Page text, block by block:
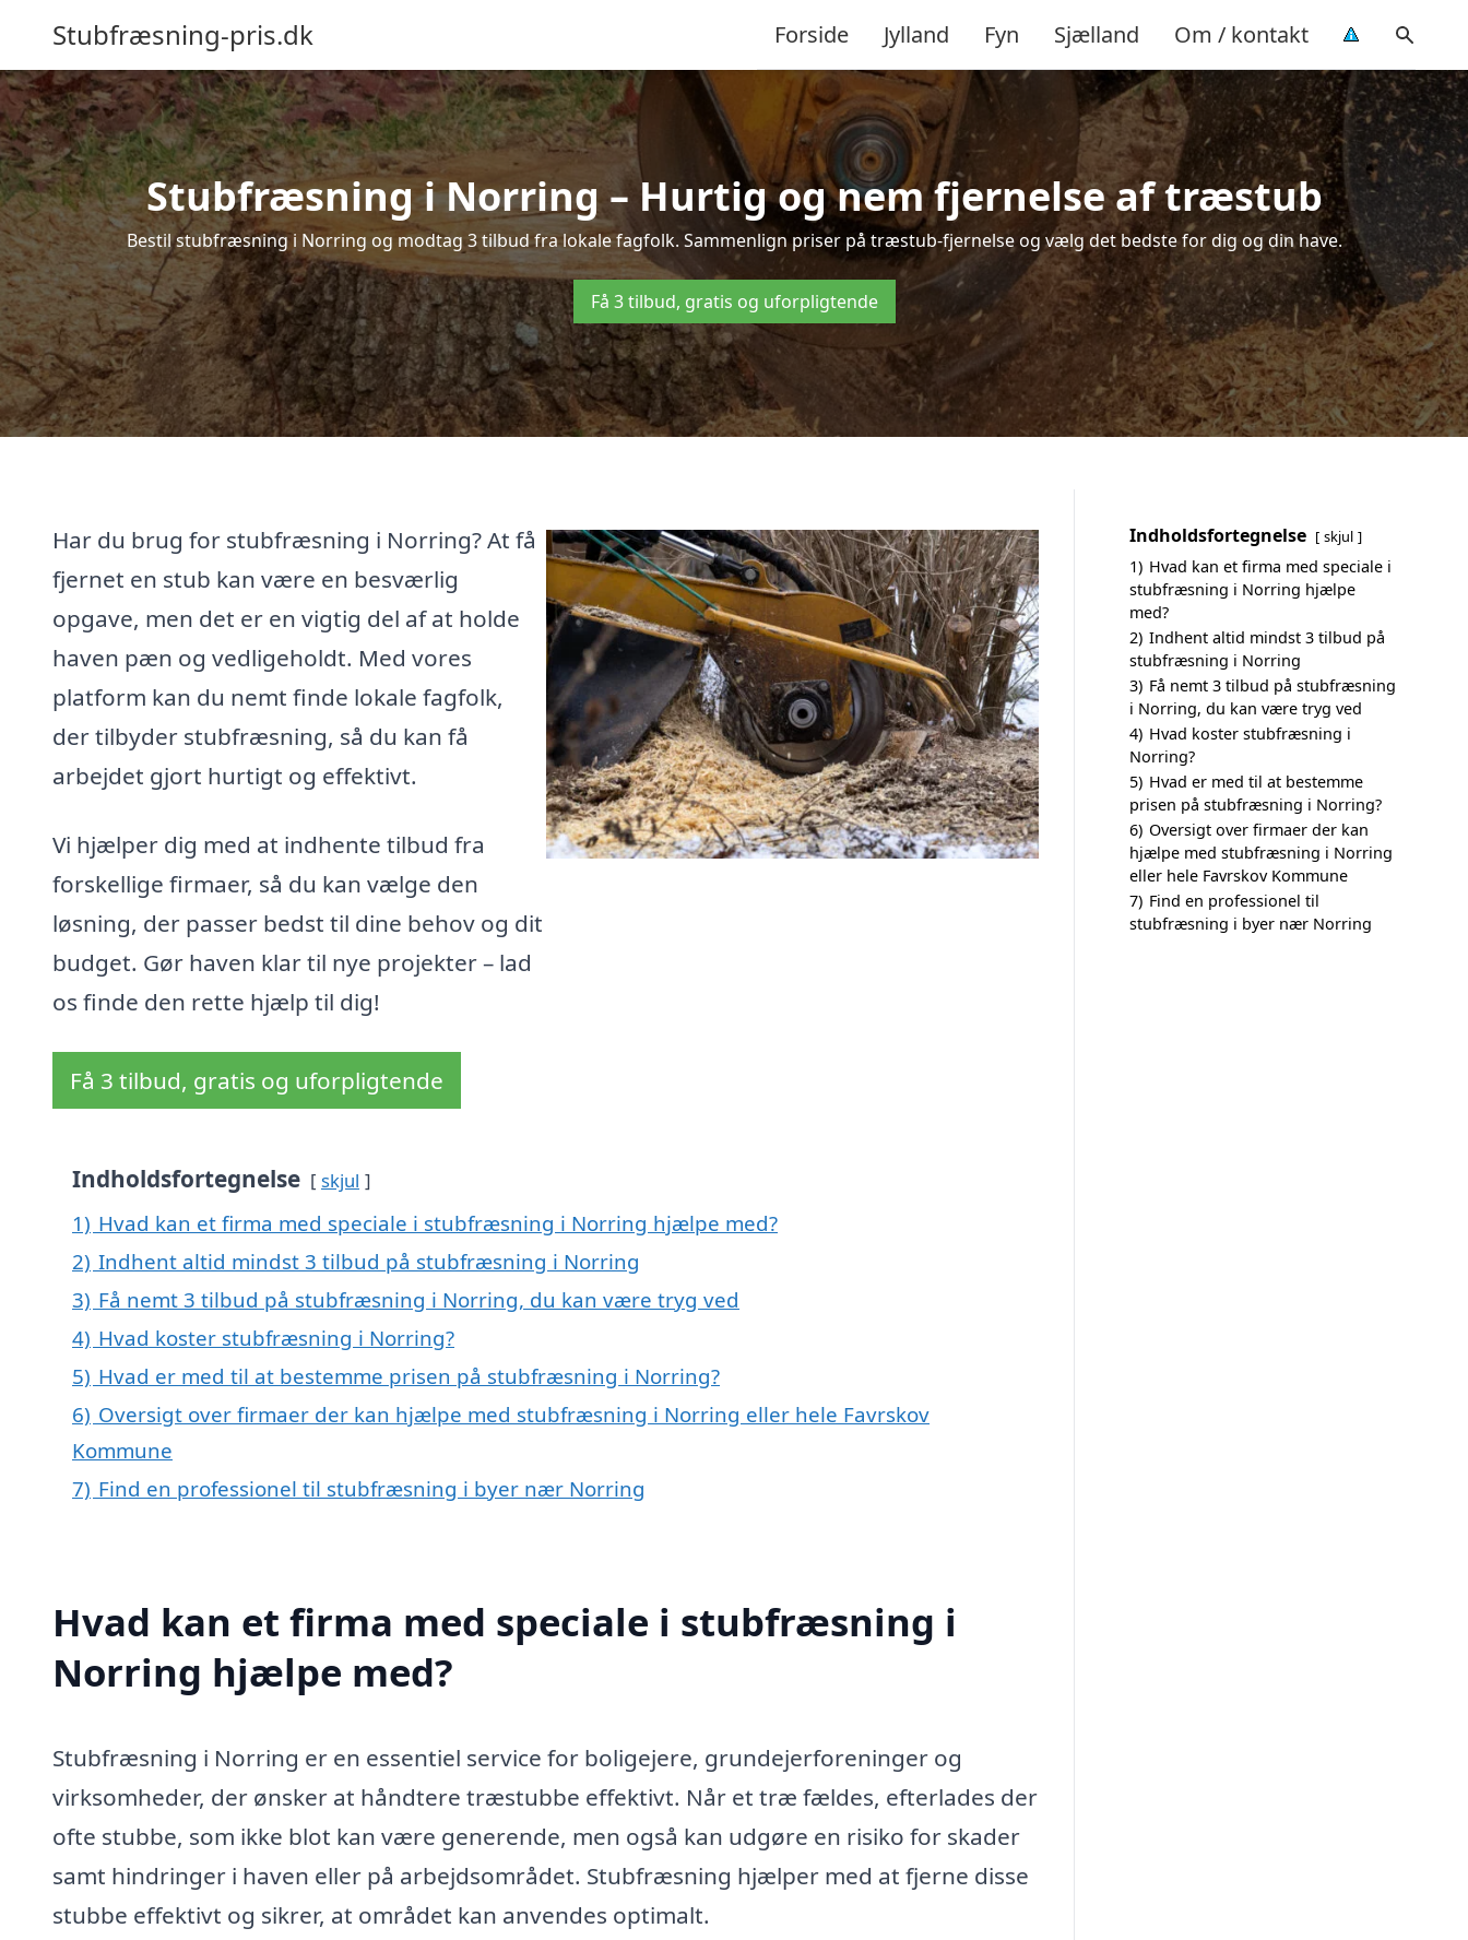
Stubfræsning-pris.dk Forside Jylland Fyn Sjælland Om / kontakt
Stubfræsning i Norring – Hurtig og nem fjernelse af træstub
Bestil stubfræsning i Norring og modtag 3 tilbud fra lokale fagfolk. Sammenlign priser på træstub-fjernelse og vælg det bedste for dig og din have.
Få 3 tilbud, gratis og uforpligtende
Har du brug for stubfræsning i Norring? At få
fjernet en stub kan være en besværlig
opgave, men det er en vigtig del af at holde
haven pæn og vedligeholdt. Med vores
platform kan du nemt finde lokale fagfolk,
der tilbyder stubfræsning, så du kan få
arbejdet gjort hurtigt og effektivt.
Vi hjælper dig med at indhente tilbud fra
forskellige firmaer, så du kan vælge den
løsning, der passer bedst til dine behov og dit
budget. Gør haven klar til nye projekter – lad
os finde den rette hjælp til dig!
Få 3 tilbud, gratis og uforpligtende
Indholdsfortegnelse skjul
1) Hvad kan et firma med speciale i stubfræsning i Norring hjælpe med?
2) Indhent altid mindst 3 tilbud på stubfræsning i Norring
3) Få nemt 3 tilbud på stubfræsning i Norring, du kan være tryg ved
4) Hvad koster stubfræsning i Norring?
5) Hvad er med til at bestemme prisen på stubfræsning i Norring?
6) Oversigt over firmaer der kan hjælpe med stubfræsning i Norring eller hele Favrskov
Kommune
7) Find en professionel til stubfræsning i byer nær Norring
Hvad kan et firma med speciale i stubfræsning i
Norring hjælpe med?
Stubfræsning i Norring er en essentiel service for boligejere, grundejerforeninger og
virksomheder, der ønsker at håndtere træstubbe effektivt. Når et træ fældes, efterlades der
ofte stubbe, som ikke blot kan være generende, men også kan udgøre en risiko for skader
samt hindringer i haven eller på arbejdsområdet. Stubfræsning hjælper med at fjerne disse
stubbe effektivt og sikrer, at området kan anvendes optimalt.
Indholdsfortegnelse skjul
1) Hvad kan et firma med speciale i
stubfræsning i Norring hjælpe
med?
2) Indhent altid mindst 3 tilbud på
stubfræsning i Norring
3) Få nemt 3 tilbud på stubfræsning
i Norring, du kan være tryg ved
4) Hvad koster stubfræsning i
Norring?
5) Hvad er med til at bestemme
prisen på stubfræsning i Norring?
6) Oversigt over firmaer der kan
hjælpe med stubfræsning i Norring
eller hele Favrskov Kommune
7) Find en professionel til
stubfræsning i byer nær Norring